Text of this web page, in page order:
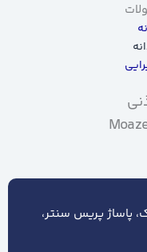
پاساژ پریس سنتر،